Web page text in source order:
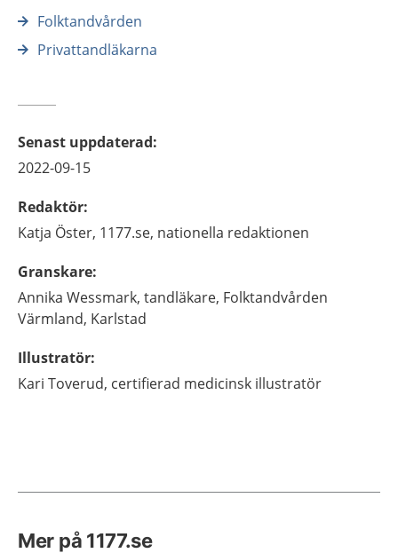
Folktandvården
Privattandläkarna
Senast uppdaterad:
2022-09-15
Redaktör:
Katja Öster, 1177.se, nationella redaktionen
Granskare:
Annika Wessmark, tandläkare, Folktandvården
Värmland, Karlstad
Illustratör:
Kari Toverud, certifierad medicinsk illustratör
Mer på 1177.se